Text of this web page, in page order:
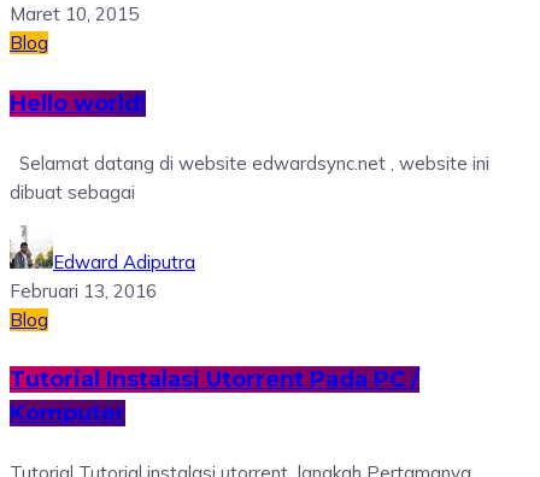
Maret 10, 2015
Blog
Hello world!
Selamat datang di website edwardsync.net , website ini
dibuat sebagai
Edward Adiputra
Februari 13, 2016
Blog
Tutorial Instalasi Utorrent Pada PC /
Komputer